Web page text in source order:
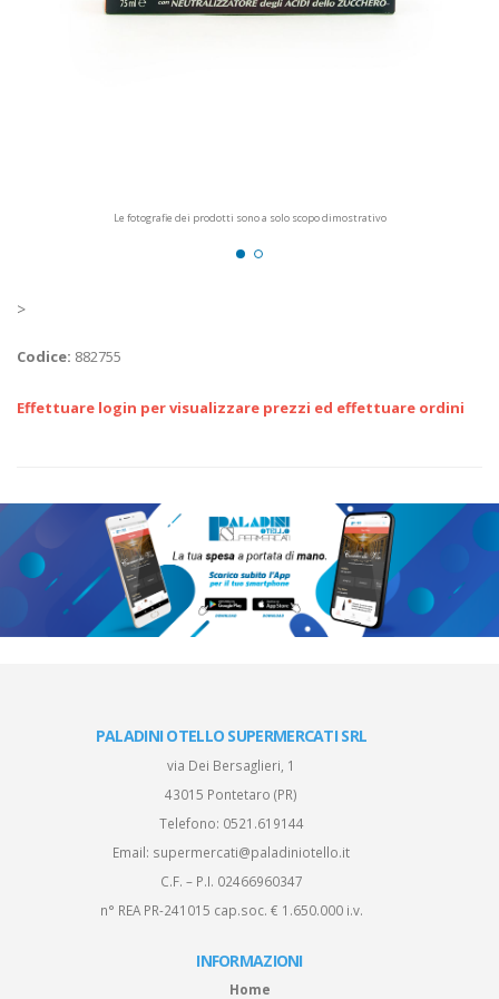
Le fotografie dei prodotti sono a solo scopo dimostrativo
>
Codice: 882755
Effettuare login per visualizzare prezzi ed effettuare ordini
PALADINI OTELLO SUPERMERCATI SRL
via Dei Bersaglieri, 1
43015 Pontetaro (PR)
Telefono: 0521.619144
Email: supermercati@paladiniotello.it
C.F. – P.I. 02466960347
n° REA PR-241015 cap.soc. € 1.650.000 i.v.
INFORMAZIONI
Home